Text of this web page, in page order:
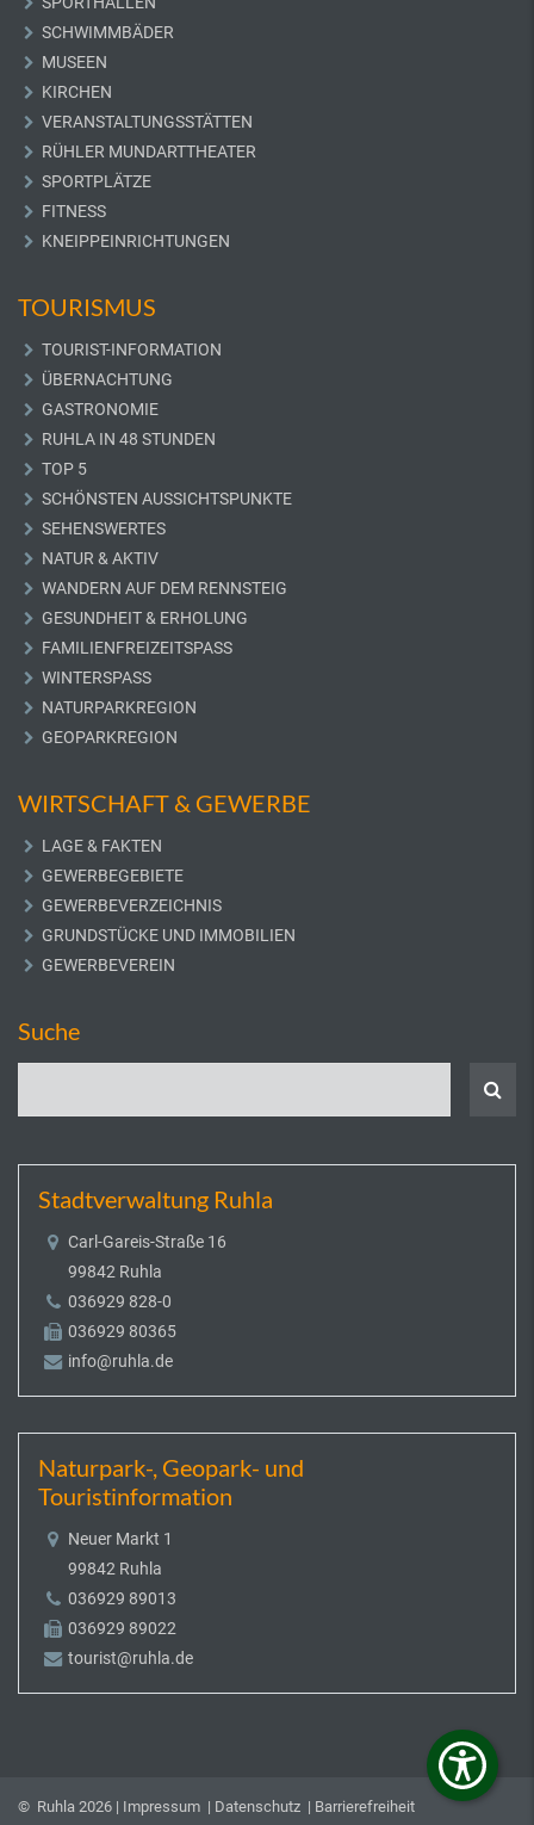
SCHWIMMBÄDER
MUSEEN
KIRCHEN
VERANSTALTUNGSSTÄTTEN
RÜHLER MUNDARTTHEATER
SPORTPLÄTZE
FITNESS
KNEIPPEINRICHTUNGEN
TOURISMUS
TOURIST-INFORMATION
ÜBERNACHTUNG
GASTRONOMIE
RUHLA IN 48 STUNDEN
TOP 5
SCHÖNSTEN AUSSICHTSPUNKTE
SEHENSWERTES
NATUR & AKTIV
WANDERN AUF DEM RENNSTEIG
GESUNDHEIT & ERHOLUNG
FAMILIENFREIZEITSPASS
WINTERSPASS
NATURPARKREGION
GEOPARKREGION
WIRTSCHAFT & GEWERBE
LAGE & FAKTEN
GEWERBEGEBIETE
GEWERBEVERZEICHNIS
GRUNDSTÜCKE UND IMMOBILIEN
GEWERBEVEREIN
Suche
Stadtverwaltung Ruhla
Carl-Gareis-Straße 16
99842 Ruhla
036929 828-0
036929 80365
info@ruhla.de
Naturpark-, Geopark- und
Touristinformation
Neuer Markt 1
99842 Ruhla
036929 89013
036929 89022
tourist@ruhla.de
© Ruhla 2026 | Impressum | Datenschutz | Barrierefreiheit